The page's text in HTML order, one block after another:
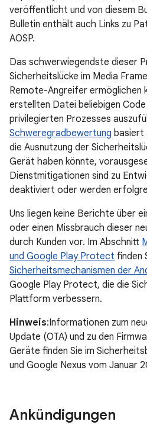
veröffentlicht und von diesem
Bulletin enthält auch Links zu
AOSP.
Das schwerwiegendste dieser
Sicherheitslücke im Media
Remote-Angreifer ermöglichen
erstellten Datei beliebigen
privilegierten Prozesses
Schweregradbewertung basiert
die Ausnutzung der
Gerät haben könnte,
Dienstmitigationen sind zu
deaktiviert oder werden
Uns liegen keine Berichte über
oder einen Missbrauch dieser
durch Kunden vor. Im Abschnitt
und Google Play Protect finden
Sicherheitsmechanismen der
Google Play Protect, die die
Plattform verbessern.
Hinweis:Informationen zum
Update (OTA) und zu den
Geräte finden Sie im
und Google Nexus vom Januar
Ankündigungen